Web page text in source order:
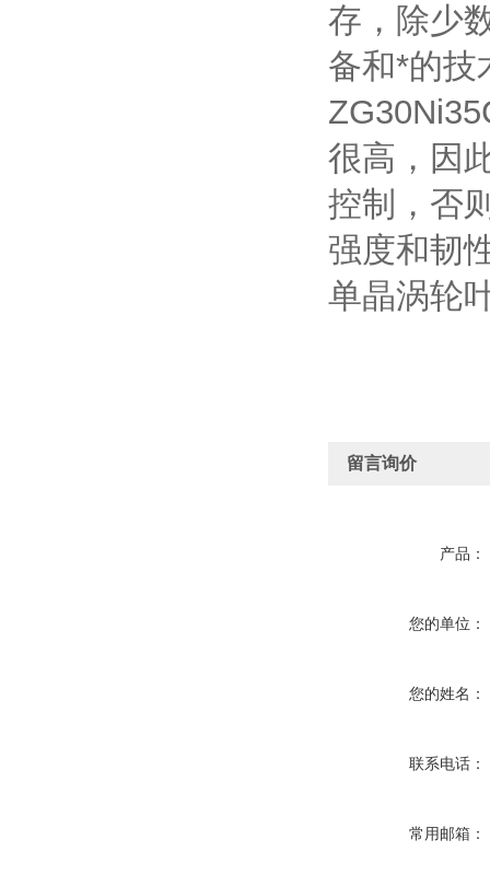
存，除少
备和*的技
很高，因
控制，否
强度和韧
单晶涡轮
留言询价
产品：
您的单位：
您的姓名：
联系电话：
常用邮箱：